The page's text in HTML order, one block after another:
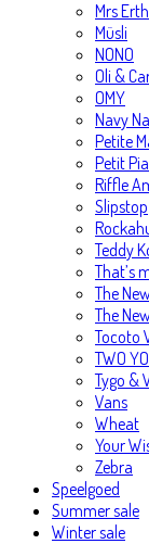
Mrs
Müsli
NONO
Oli &
OMY
Navy
Petite
Petit
Riffle
Slipstop
Teddy
That’s
The
The
Tocoto
TWO
Tygo &
Vans
Wheat
Your
Zebra
Speelgoed
Summer sale
Winter sale